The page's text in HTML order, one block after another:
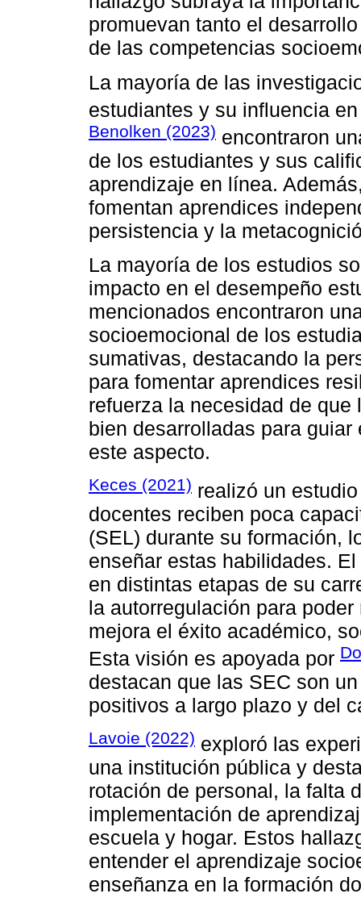
promuevan tanto el
de las competencias
La mayoría de las
estudiantes y su influencia
Benolken (2023) encontraron
de los estudiantes y sus
aprendizaje en línea.
fomentan aprendices
persistencia y la
La mayoría de los estudios
impacto en el desempeño
mencionados encontraron
socioemocional de los
sumativas, destacando la
para fomentar aprendices
refuerza la necesidad de
bien desarrolladas para
este aspecto.
Keces (2021) realizó un
docentes reciben poca
(SEL) durante su formación,
enseñar estas habilidades.
en distintas etapas de su
la autorregulación para
mejora el éxito académico,
Esta visión es apoyada por
destacan que las SEC son
positivos a largo plazo y del
Lavoie (2022) exploró las
una institución pública y
rotación de personal, la falta
implementación de
escuela y hogar. Estos
entender el aprendizaje
enseñanza en la formación